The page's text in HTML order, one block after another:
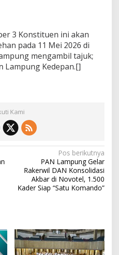
3 Konstituen ini akan
pada 11 Mei 2026 di
mengambil tajuk;
Lampung Kedepan.[]
Kami
Pos berikutnya
PAN Lampung Gelar
Rakerwil DAN Konsolidasi
Akbar di Novotel, 1.500
Kader Siap “Satu Komando”